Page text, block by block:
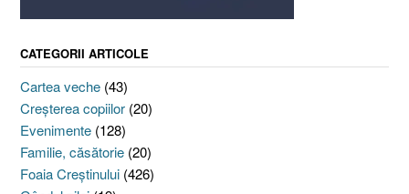
CATEGORII ARTICOLE
Cartea veche (43)
Creşterea copiilor (20)
Evenimente (128)
Familie, căsătorie (20)
Foaia Creştinului (426)